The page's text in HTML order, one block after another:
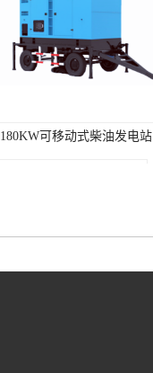
180KW可移动式柴油发电站